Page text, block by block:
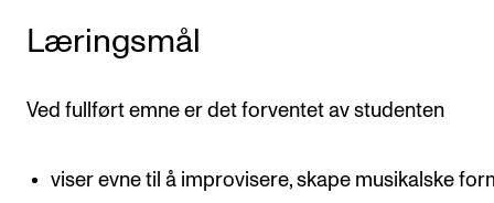
Kontaktpunkt
Læringsmål
Ved fullført emne er det forventet av studenten
viser evne til å improvisere, skape musikalske